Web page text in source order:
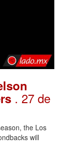
. 27 de
the Los
will